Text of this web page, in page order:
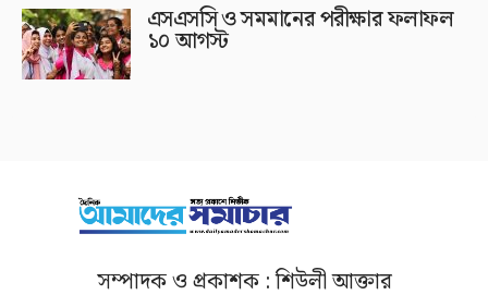
এসএসসি ও সমমানের পরীক্ষার ফলাফল
১০ আগস্ট
সম্পাদক ও প্রকাশক : শিউলী আক্তার